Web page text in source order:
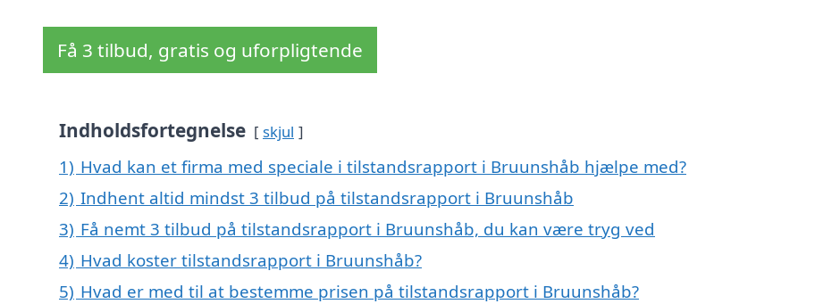
Få 3 tilbud, gratis og uforpligtende
Indholdsfortegnelse skjul
1) Hvad kan et firma med speciale i tilstandsrapport i Bruunshåb hjælpe med?
2) Indhent altid mindst 3 tilbud på tilstandsrapport i Bruunshåb
3) Få nemt 3 tilbud på tilstandsrapport i Bruunshåb, du kan være tryg ved
4) Hvad koster tilstandsrapport i Bruunshåb?
5) Hvad er med til at bestemme prisen på tilstandsrapport i Bruunshåb?